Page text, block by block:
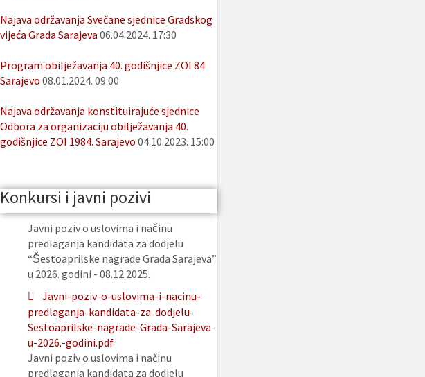
Najava održavanja Svečane sjednice Gradskog
vijeća Grada Sarajeva 06.04.2024. 17:30
Program obilježavanja 40. godišnjice ZOI 84
Sarajevo 08.01.2024. 09:00
Najava održavanja konstituirajuće sjednice
Odbora za organizaciju obilježavanja 40.
godišnjice ZOI 1984. Sarajevo 04.10.2023. 15:00
Konkursi i javni pozivi
Javni poziv o uslovima i načinu
predlaganja kandidata za dodjelu
“Šestoaprilske nagrade Grada Sarajeva”
u 2026. godini - 08.12.2025.
Javni-poziv-o-uslovima-i-nacinu-
predlaganja-kandidata-za-dodjelu-
Sestoaprilske-nagrade-Grada-Sarajeva-
u-2026.-godini.pdf
Javni poziv o uslovima i načinu
predlaganja kandidata za dodjelu